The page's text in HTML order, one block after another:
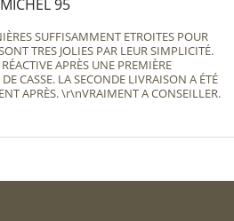
MICHEL 95
SUFFISAMMENT ETROITES POUR
TRES JOLIES PAR LEUR SIMPLICITÉ.
APRÈS UNE PREMIÈRE
CASSE. LA SECONDE LIVRAISON A ÉTÉ
APRÈS. \r\nVRAIMENT A CONSEILLER.